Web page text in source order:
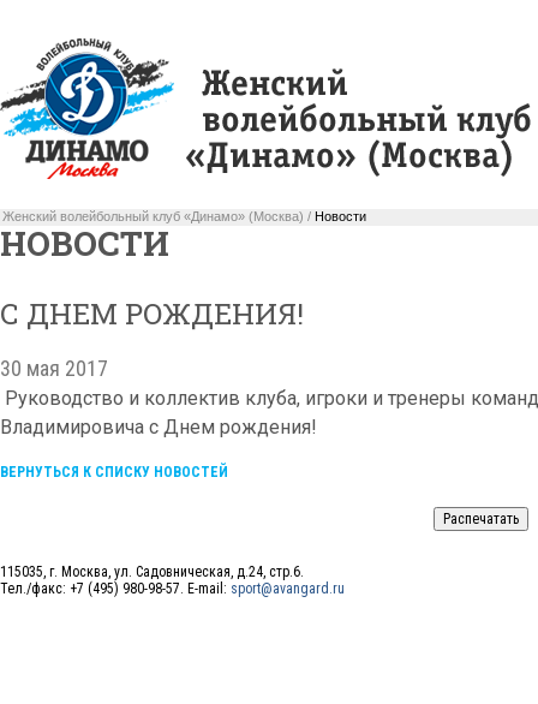
Женский волейбольный клуб «Динамо» (Москва) / Новости
НОВОСТИ
С ДНЕМ РОЖДЕНИЯ!
30 мая 2017
Руководство и коллектив клуба, игроки и тренеры
Владимировича с Днем рождения!
ВЕРНУТЬСЯ К СПИСКУ НОВОСТЕЙ
115035, г. Москва, ул. Садовническая, д.24, стр.6.
Тел./факс: +7 (495) 980-98-57. E-mail: sport@avangard.ru